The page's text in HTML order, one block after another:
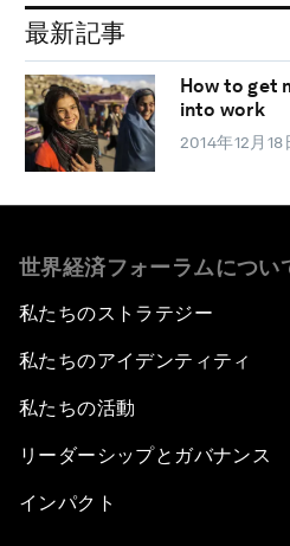
最新記事
How to get
into work
2014年12月18
世界経済フォーラムについ
私たちのストラテジー
私たちのアイデンティティ
私たちの活動
リーダーシップとガバナンス
インパクト